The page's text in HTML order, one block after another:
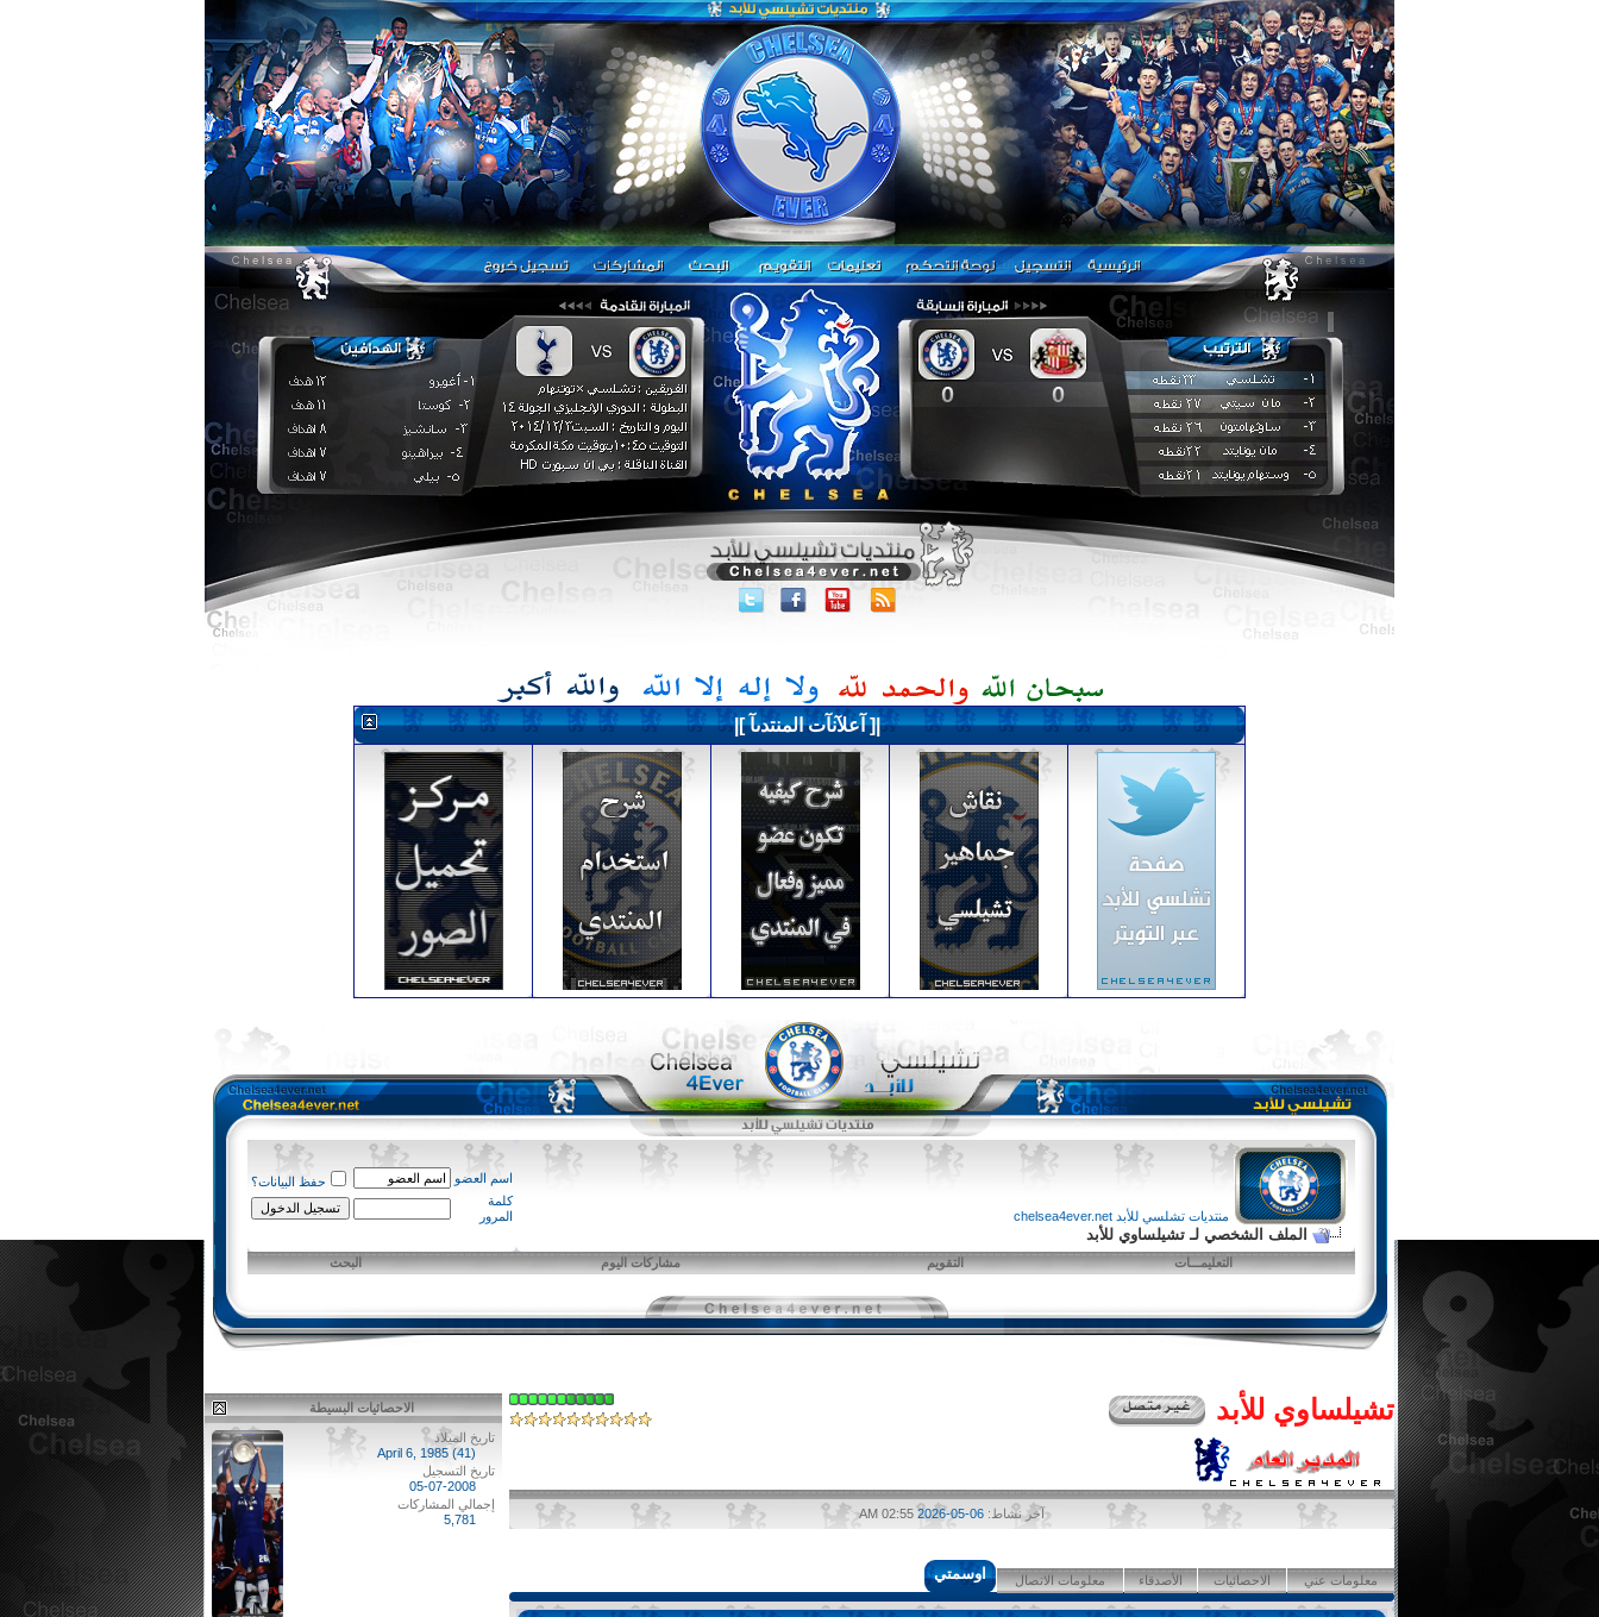
|[ آعلآنآت المنتدىآ ]|
منتديات تشلسي للأبد chelsea4ever.net
الملف الشخصي لـ تشيلساوي للأبد
اسم العضو
حفظ البيانات؟
كلمة
المرور
التعليمـــات التقويم مشاركات اليوم البحث
تشيلساوي للأبد
آخر نشاط: 02:55 AM
معلومات عني الاحصائيات الأصدقاء معلومات الاتصال اوسمتي
الاحصائيات البسيطة
تاريخ الميلاد
April 6, 1985 (41)
تاريخ التسجيل
05-07-2008
إجمالي المشاركات
5,781